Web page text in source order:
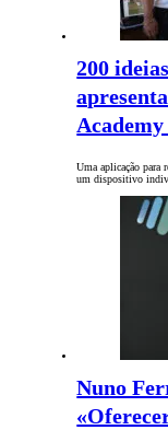
200
Uma aplicação para
um dispositivo
Nuno